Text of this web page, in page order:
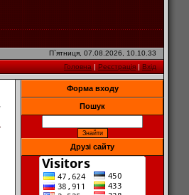
П`ятниця, 07.08.2026, 10.10.33
Головна|Реєстрація|Вхід
Форма входу
Пошук
Друзі сайту